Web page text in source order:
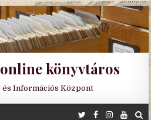
könyvtáros
és Információs Központ